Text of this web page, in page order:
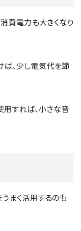
費電力も大きくなり
ば、少し電気代を節
用すれば、小さな音
まく活用するのも